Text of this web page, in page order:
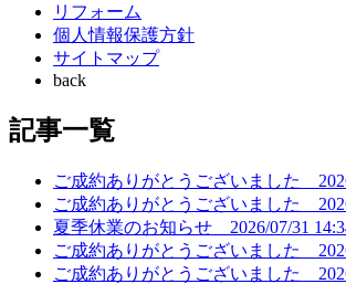
リフォーム
個人情報保護方針
サイトマップ
back
記事一覧
ご成約ありがとうございました
ご成約ありがとうございました
夏季休業のお知らせ 2026/07/31
ご成約ありがとうございました
ご成約ありがとうございました